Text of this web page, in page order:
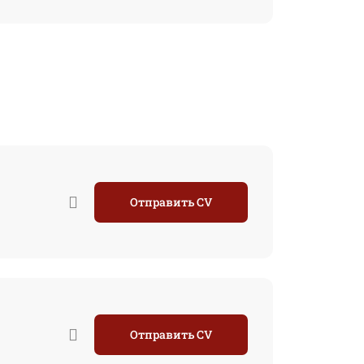
Отправить CV
Отправить CV